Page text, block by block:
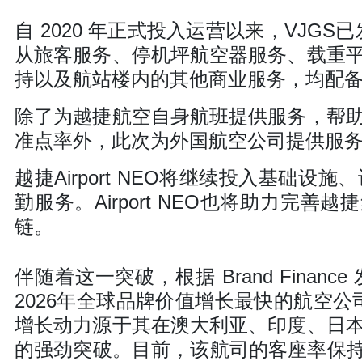
自 2020 年正式投入运营以来，VJGS
从旅客服务、停机坪航空器服务、载重
持以及航站楼内的其他商业服务，均配
除了为越捷航空自身航班提供服务，帮
准点率外，此次为外国航空公司提供服
越捷Airport NEO将继续投入基础设施
勤服务。Airport NEO也将助力完善越
链。
伴随着这一突破，根据 Brand Finance
2026年全球品牌价值增长最快的航空
增长动力源于其在澳大利亚、印度、日
的强劲突破。目前，该航司的客座率保